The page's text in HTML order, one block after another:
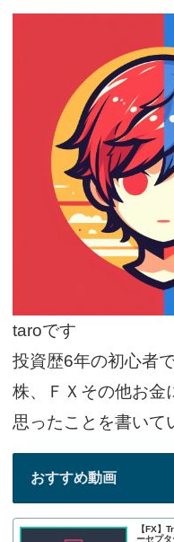
taroです
投資歴6年の初心者
株、ＦＸその他お金
思ったことを書いて
おすすめ動画
【FX】
ーセプ